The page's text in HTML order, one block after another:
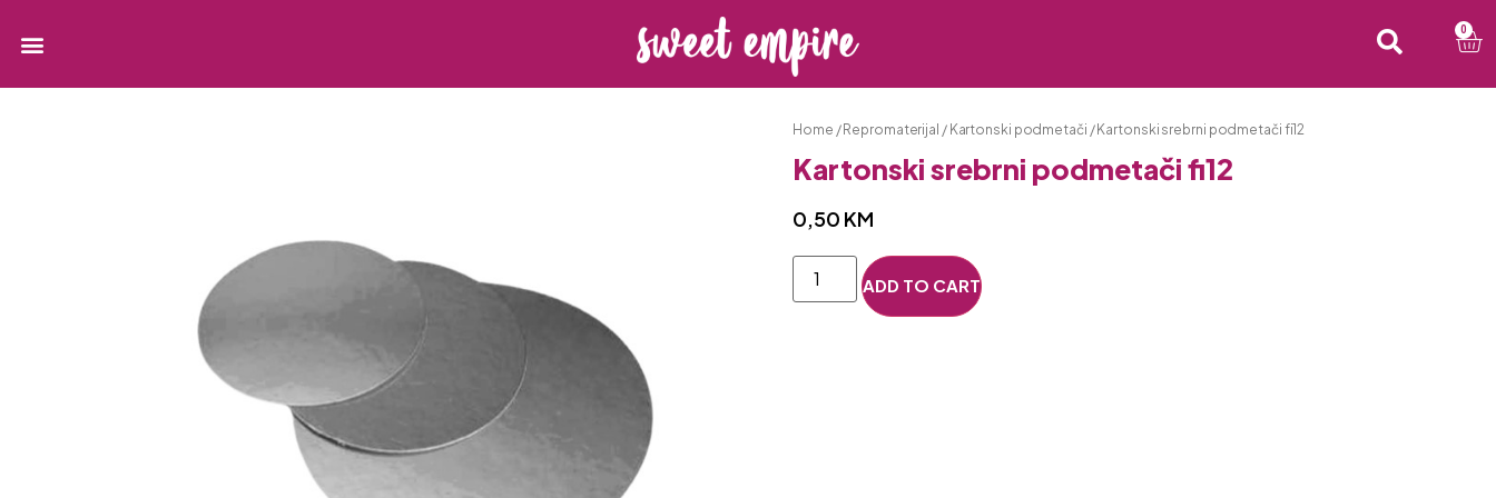
0
Home / Repromaterijal / Kartonski podmetači / Kartonski srebrni podmetači fi12
Kartonski srebrni podmetači fi12
0,50 KM
ADD TO CART